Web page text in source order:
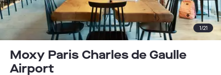
1/21
Moxy Paris Charles de Gaulle
Airport